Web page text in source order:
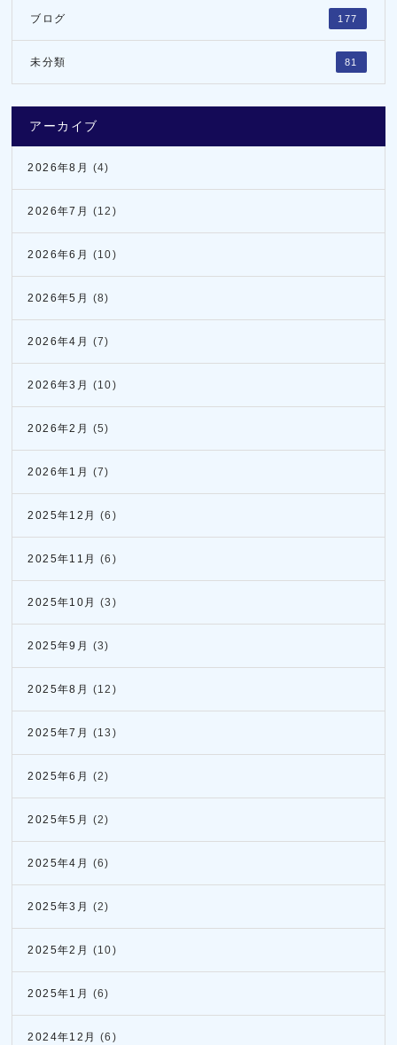
ブログ 177
未分類 81
アーカイブ
2026年8月 (4)
2026年7月 (12)
2026年6月 (10)
2026年5月 (8)
2026年4月 (7)
2026年3月 (10)
2026年2月 (5)
2026年1月 (7)
2025年12月 (6)
2025年11月 (6)
2025年10月 (3)
2025年9月 (3)
2025年8月 (12)
2025年7月 (13)
2025年6月 (2)
2025年5月 (2)
2025年4月 (6)
2025年3月 (2)
2025年2月 (10)
2025年1月 (6)
2024年12月 (6)